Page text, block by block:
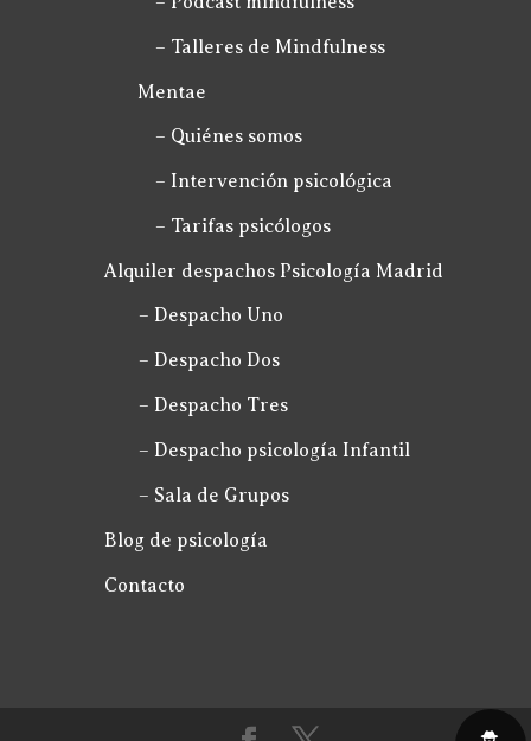
– Talleres de Mindfulness
Mentae
– Quiénes somos
– Intervención psicológica
– Tarifas psicólogos
Alquiler despachos Psicología Madrid
– Despacho Uno
– Despacho Dos
– Despacho Tres
– Despacho psicología Infantil
– Sala de Grupos
Blog de psicología
Contacto